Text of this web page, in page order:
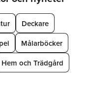
Deckare
Målarböcker
Hem och Trädgård